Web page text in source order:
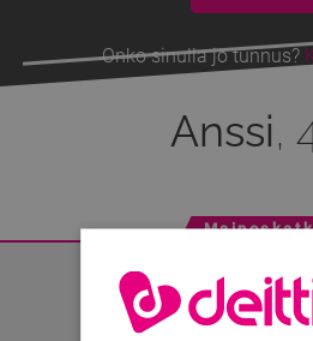
Onko sinulla jo tunnus?
Anssi,